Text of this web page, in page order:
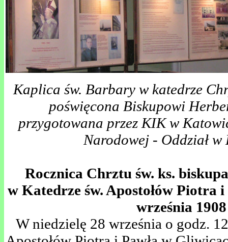
Kaplica św. Barbary w katedrze
poświęcona Biskupowi
przygotowana przez KIK w
Narodowej - Oddział
Rocznica Chrztu św. ks.
w Katedrze św. Apostołów Piotra
września
W niedzielę 28 września o godz.